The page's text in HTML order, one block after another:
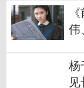
伟
杨